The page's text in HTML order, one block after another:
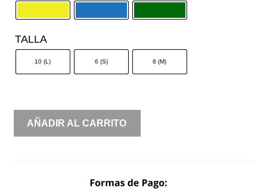
TALLA
10 (L) 6 (S) 8 (M)
HOMBRO
AÑADIR AL CARRITO